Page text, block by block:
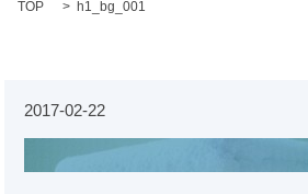
TOP h1_bg_001
2017-02-22